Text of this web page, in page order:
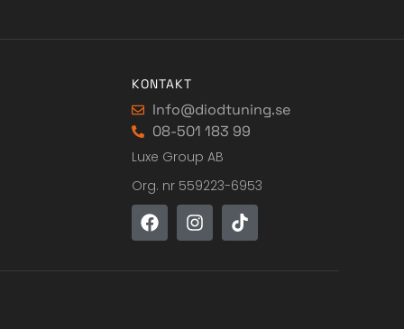
KONTAKT
Info@diodtuning.se
08-501 183 99
Luxe Group AB
Org. nr 559223-6953